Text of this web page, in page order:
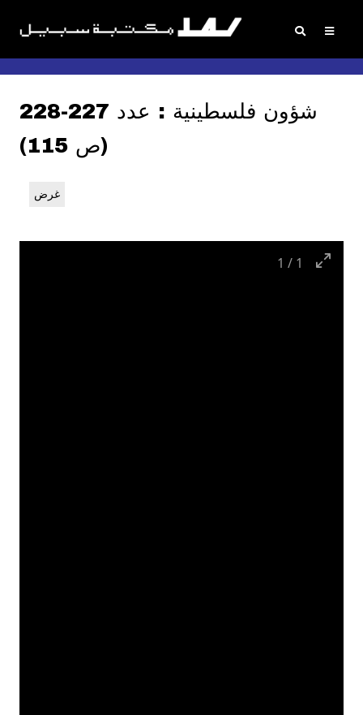
شؤون فلسطينية : عدد 227-228
(ص 115)
غرض
1 / 1